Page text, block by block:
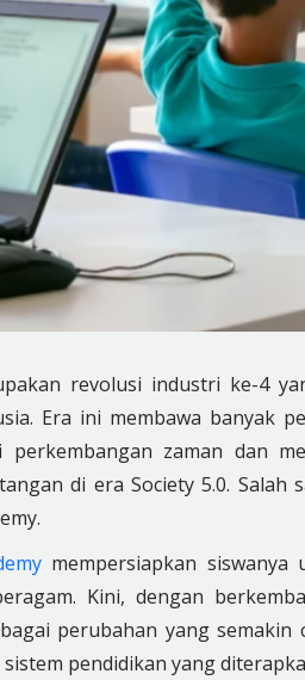
revolusi industri ke-4
Era ini membawa banyak
perkembangan zaman dan
di era Society 5.0.
mempersiapkan siswanya
Kini, dengan
perubahan yang semakin
pendidikan yang